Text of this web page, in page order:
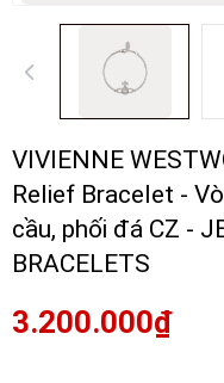
VIVIENNE
Relief Bracelet -
cầu, phối đá CZ -
BRACELETS
3.200.000₫